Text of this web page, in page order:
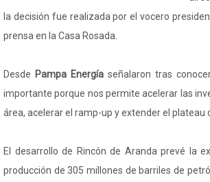
la decisión fue realizada por el vocero
prensa en la Casa Rosada.
Desde Pampa Energíaseñalaron tras
importante porque nos permite acelerar las
área, acelerar el ramp-up y extender el plateau
El desarrollo de Rincón de Aranda prevé la
producción de 305 millones de barriles de